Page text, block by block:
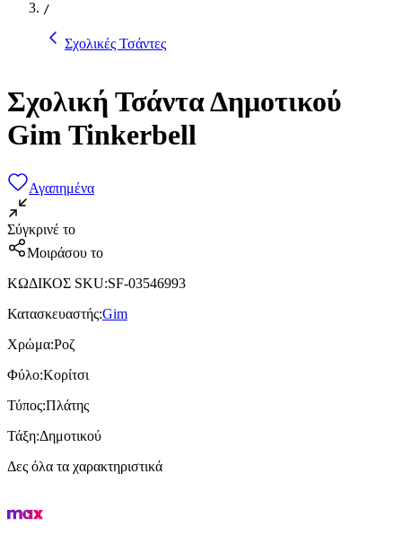
/
Σχολικές Τσάντες
Σχολική Τσάντα Δημοτικού
Gim Tinkerbell
Αγαπημένα
Σύγκρινέ το
Μοιράσου το
ΚΩΔΙΚΟΣ SKU:SF-03546993
Κατασκευαστής:Gim
Χρώμα:Ροζ
Φύλο:Κορίτσι
Τύπος:Πλάτης
Τάξη:Δημοτικού
Δες όλα τα χαρακτηριστικά